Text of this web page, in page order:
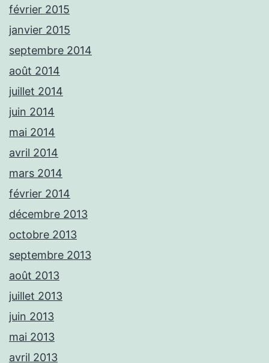
février 2015
janvier 2015
septembre 2014
août 2014
juillet 2014
juin 2014
mai 2014
avril 2014
mars 2014
février 2014
décembre 2013
octobre 2013
septembre 2013
août 2013
juillet 2013
juin 2013
mai 2013
avril 2013